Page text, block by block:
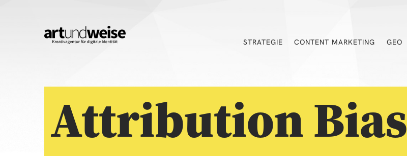
STRATEGIE
CONTENT MARKETING GEO
Attribution Bias